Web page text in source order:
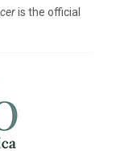
is the official